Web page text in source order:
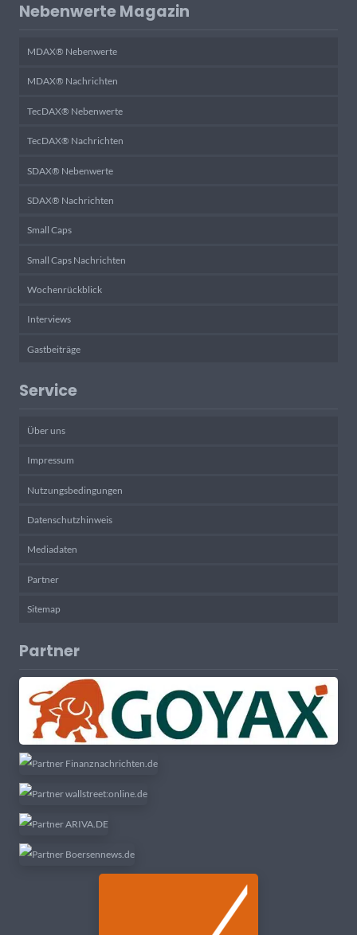
Nebenwerte Magazin
MDAX® Nebenwerte
MDAX® Nachrichten
TecDAX® Nebenwerte
TecDAX® Nachrichten
SDAX® Nebenwerte
SDAX® Nachrichten
Small Caps
Small Caps Nachrichten
Wochenrückblick
Interviews
Gastbeiträge
Service
Über uns
Impressum
Nutzungsbedingungen
Datenschutzhinweis
Mediadaten
Partner
Sitemap
Partner